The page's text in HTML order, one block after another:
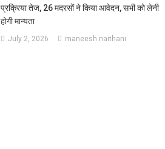
प्रक्रिया तेज, 26 मदरसों ने किया आवेदन, सभी को लेनी
होगी मान्यता
July 2, 2026 maneesh naithani